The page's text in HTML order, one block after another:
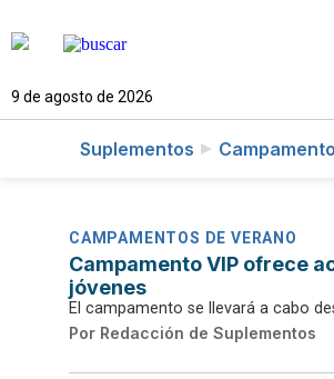
9 de agosto de 2026
Suplementos
CAMPAMENTOS DE VERANO
Campamento VIP ofrece
jóvenes
El campamento se llevará a cabo
Por Redacción de Suplementos